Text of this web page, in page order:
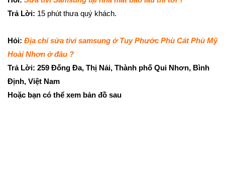
Trả Lời: 15 phút thưa quý khách.
Hỏi: Địa chỉ sửa tivi samsung ở Tuy Phước Phù Cát Phù Mỹ
Hoài Nhơn ở đâu ?
Trả Lời: 259 Đống Đa, Thị Nải, Thành phố Qui Nhơn, Bình
Định, Việt Nam
Hoặc bạn có thể xem bản đồ sau